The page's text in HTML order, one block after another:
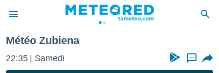
de
Météo Zubiena
22:35 Samedi ...